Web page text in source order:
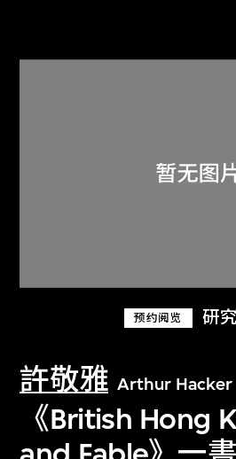
预约阅览 研
許敬雅 Arthur Hacker
《British Hong
关于M+藏品
探索世界顶级的二十及
文化藏品。